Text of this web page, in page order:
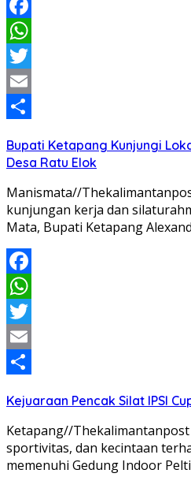
Facebook
WhatsApp
Twitter
Email
Bupati Ketapang Kunjungi
Desa Ratu Elok
Manismata//
kunjungan kerja dan
Mata, Bupati Ketapang
Facebook
WhatsApp
Twitter
Email
Kejuaraan Pencak Silat IPSI
Ketapang//
sportivitas, dan kecintaan
memenuhi Gedung Indoor